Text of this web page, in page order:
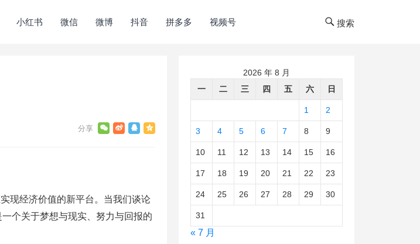
小红书 微信 微博 抖音 拼多多 视频号 搜索
现经济价值的新平台。当我们谈论
个关于梦想与现实、努力与回报的
2026 年 8 月
一
二 三 四 五 六 日
1 2
3 4 5 6 7 8 9
10 11 12 13 14 15 16
17 18 19 20 21 22 23
24 25 26 27 28 29 30
31
« 7 月